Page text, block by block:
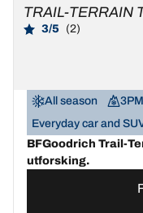
TRAIL-TERRAIN
3/5 (2)
All season
Everyday car and
BFGoodrich Trail-
utforsking.